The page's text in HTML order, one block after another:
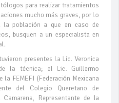
para realizar tratamientos
mucho más graves, por lo
la población a que en caso de
busquen a un especialista en
presentes la Lic. Veronica
la técnica; el Lic. Guillermo
la FEMEFI (Federación Mexicana
del Colegio Queretano de
Representante de la